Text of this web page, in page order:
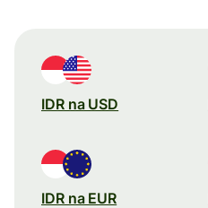
IDR na USD
IDR na EUR